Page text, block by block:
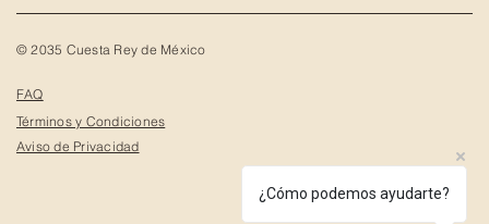
© 2035 Cuesta Rey de México
FAQ
Términos y Condiciones
Aviso de Privacidad
¿Cómo podemos ayudarte?